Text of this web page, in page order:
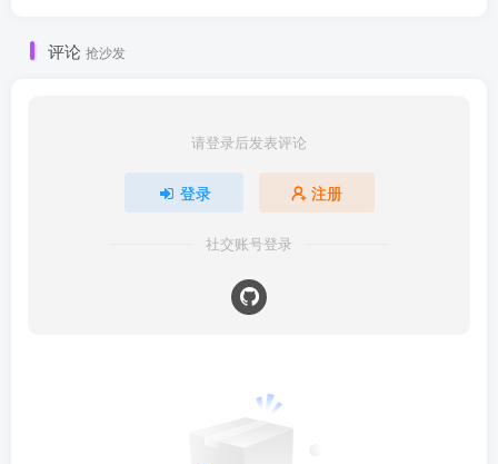
评论 抢沙发
请登录后发表评论
登录 注册
社交账号登录